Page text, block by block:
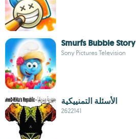
Smurfs Bubble Story
Sony Pictures Television
الأسئلة التمنييكية
2622141